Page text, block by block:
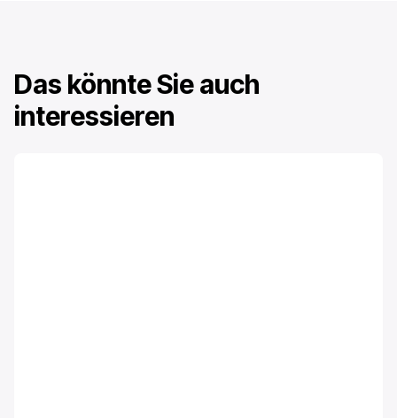
Das könnte Sie auch
interessieren